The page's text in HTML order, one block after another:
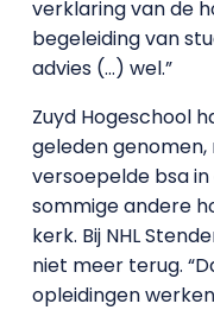
verklaring van de
begeleiding van
advies (…) wel.”
Zuyd Hogeschool
geleden
versoepelde bsa
sommige andere
kerk. Bij NHL
niet meer terug.
opleidingen